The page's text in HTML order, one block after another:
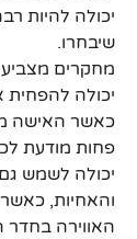
יכולה להיות
שיבחרו.
מחקרים
יכולה
כאשר האישה
פחות מודעת
יכולה לשמש
והאחיות,
האווירה בחדר